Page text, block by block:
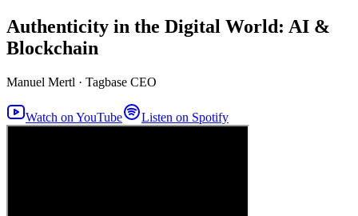
Authenticity in the Digital World: AI &
Blockchain
Manuel Mertl · Tagbase CEO
Watch on YouTube Listen on Spotify